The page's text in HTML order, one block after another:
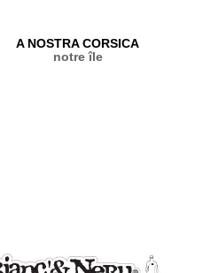
A NOSTRA CORSICA
notre île